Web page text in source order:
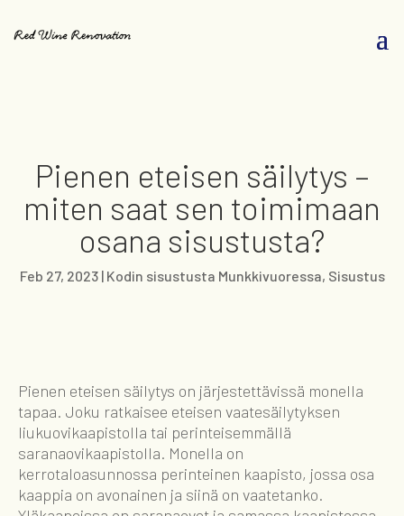
Pienen eteisen säilytys –
miten saat sen toimimaan
osana sisustusta?
Feb 27, 2023| Kodin sisustusta Munkkivuoressa, Sisustus
Pienen eteisen säilytys on järjestettävissä monella
tapaa. Joku ratkaisee eteisen vaatesäilytyksen
liukuovikaapistolla tai perinteisemmällä
saranaovikaapistolla. Monella on
kerrotaloasunnossa perinteinen kaapisto, jossa osa
kaappia on avonainen ja siinä on vaatetanko.